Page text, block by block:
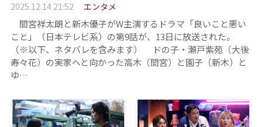
2025.12.14 21:52 エンタメ
間宮祥太朗と新木優子がW主演するドラマ「良いこと悪い
こと」（日本テレビ系）の第9話が、13日に放送された。
（※以下、ネタバレを含みます） ドの子・瀬戸紫苑（大後
寿々花）の実家へと向かった高木（間宮）と園子（新木）と
ゆ…